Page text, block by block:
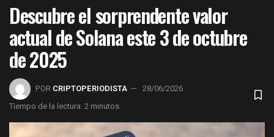
Descubre el sorprendente valor
actual de Solana este 3 de octubre
de 2025
POR CRIPTOPERIODISTA
28/06/2026
Tiempo de la lectura: 2 minutos